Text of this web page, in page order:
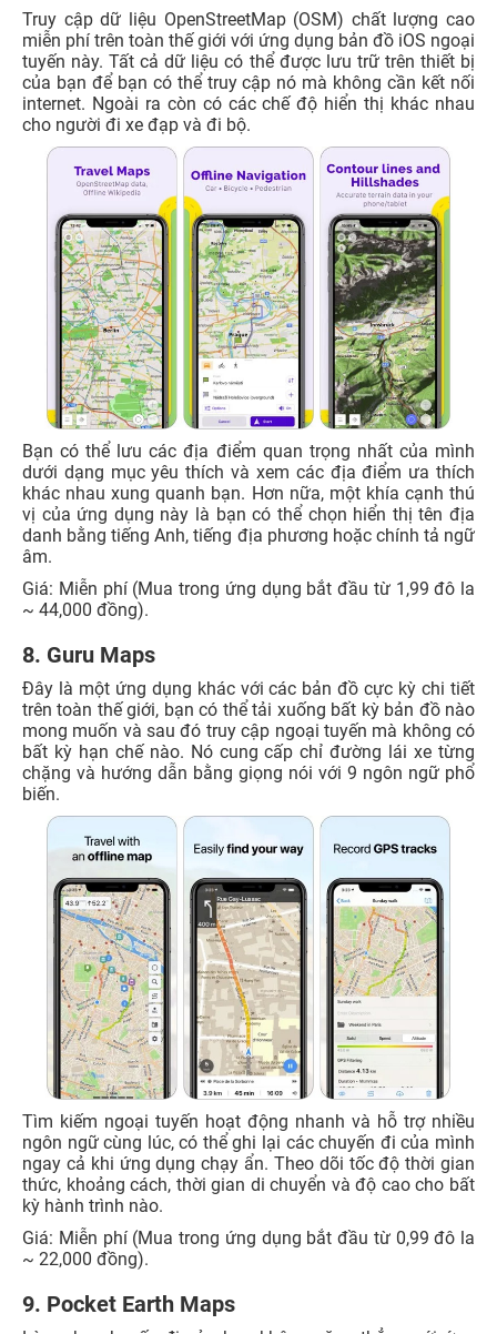
Truy cập dữ liệu OpenStreetMap (OSM) chất lượng cao
miễn phí trên toàn thế giới với ứng dụng bản đồ iOS ngoại
tuyến này. Tất cả dữ liệu có thể được lưu trữ trên thiết bị
của bạn để bạn có thể truy cập nó mà không cần kết nối
internet. Ngoài ra còn có các chế độ hiển thị khác nhau
cho người đi xe đạp và đi bộ.
Bạn có thể lưu các địa điểm quan trọng nhất của mình
dưới dạng mục yêu thích và xem các địa điểm ưa thích
khác nhau xung quanh bạn. Hơn nữa, một khía cạnh thú
vị của ứng dụng này là bạn có thể chọn hiển thị tên địa
danh bằng tiếng Anh, tiếng địa phương hoặc chính tả ngữ
âm.
Giá: Miễn phí (Mua trong ứng dụng bắt đầu từ 1,99 đô la
~ 44,000 đồng).
8. Guru Maps
Đây là một ứng dụng khác với các bản đồ cực kỳ chi tiết
trên toàn thế giới, bạn có thể tải xuống bất kỳ bản đồ nào
mong muốn và sau đó truy cập ngoại tuyến mà không có
bất kỳ hạn chế nào. Nó cung cấp chỉ đường lái xe từng
chặng và hướng dẫn bằng giọng nói với 9 ngôn ngữ phổ
biến.
Tìm kiếm ngoại tuyến hoạt động nhanh và hỗ trợ nhiều
ngôn ngữ cùng lúc, có thể ghi lại các chuyến đi của mình
ngay cả khi ứng dụng chạy ẩn. Theo dõi tốc độ thời gian
thức, khoảng cách, thời gian di chuyển và độ cao cho bất
kỳ hành trình nào.
Giá: Miễn phí (Mua trong ứng dụng bắt đầu từ 0,99 đô la
~ 22,000 đồng).
9. Pocket Earth Maps